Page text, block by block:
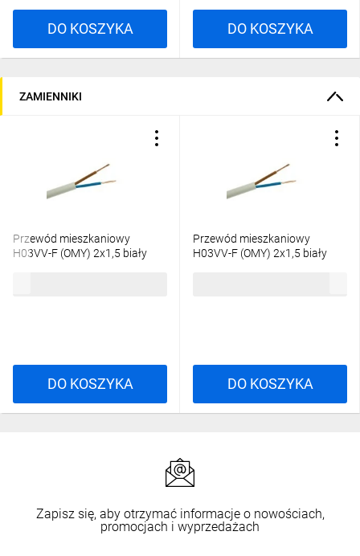
DO KOSZYKA DO KOSZYKA
ZAMIENNIKI
Przewód mieszkaniowy
H03VV-F (OMY) 2x1,5 biały
DO KOSZYKA
Przewód mieszkaniowy
H03VV-F (OMY) 2x1,5 biały
DO KOSZYKA
Zapisz się, aby otrzymać informacje o nowościach,
promocjach i wyprzedażach